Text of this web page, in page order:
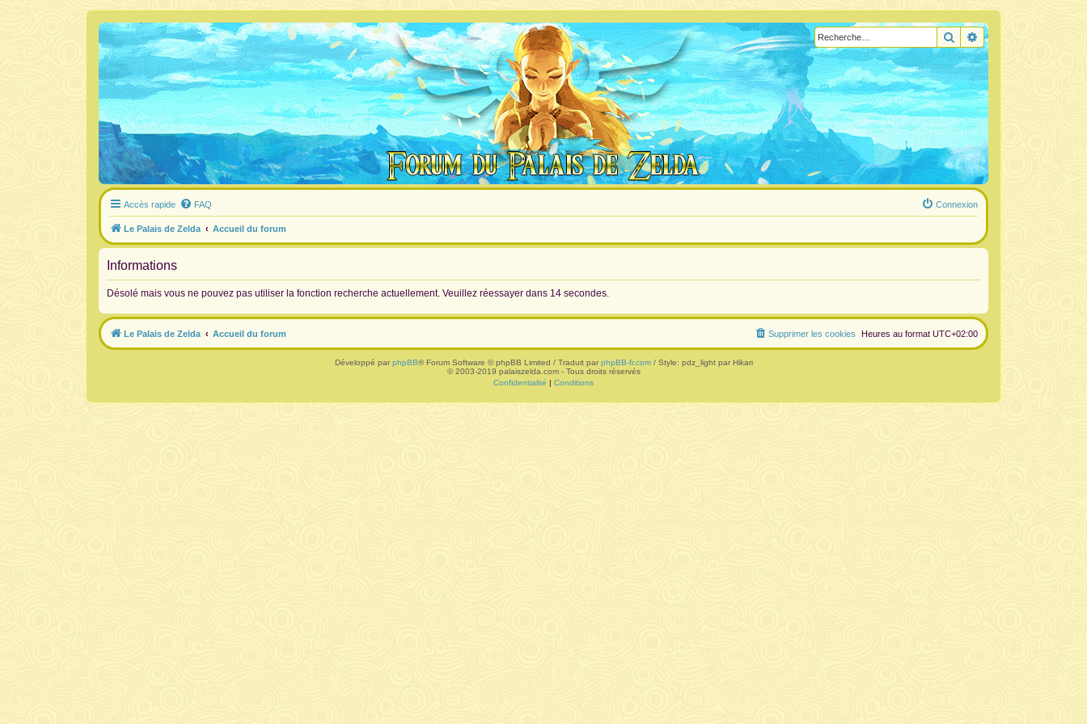
RechercherRecherche avancée
Accès rapide FAQ Connexion
Le Palais de Zelda Accueil du forum
Informations
Désolé mais vous ne pouvez pas utiliser la fonction recherche actuellement. Veuillez réessayer dans 14 secondes.
Le Palais de Zelda Accueil du forum Heures au format UTC+02:00
Supprimer les cookies
Développé par phpBB® Forum Software © phpBB Limited / Traduit par phpBB-fr.com/ Style: pdz_light par Hikari
© 2003-2019 palaiszelda.com - Tous droits réservés
Confidentialité | Conditions